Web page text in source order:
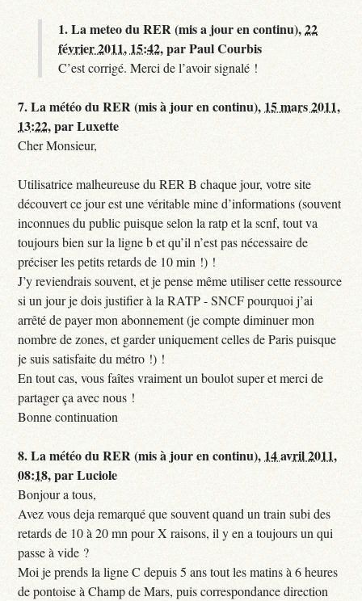
1.La meteo du RER (mis a jour en continu),22
février 2011, 15:42,parPaul Courbis
C’est corrigé. Merci de l’avoir signalé !
7.La météo du RER (mis à jour en continu), 15 mars 2011,
13:22,parLuxette
Cher Monsieur,
Utilisatrice malheureuse du RER B chaque jour, votre site
découvert ce jour est une véritable mine d’informations (souvent
inconnues du public puisque selon la ratp et la scnf, tout va
toujours bien sur la ligne b et qu’il n’est pas nécessaire de
préciser les petits retards de 10 min !) !
J’y reviendrais souvent, et je pense même utiliser cette ressource
si un jour je dois justifier à la RATP - SNCF pourquoi j’ai
arrêté de payer mon abonnement (je compte diminuer mon
nombre de zones, et garder uniquement celles de Paris puisque
je suis satisfaite du métro !) !
En tout cas, vous faîtes vraiment un boulot super et merci de
partager ça avec nous !
Bonne continuation
8.La météo du RER (mis à jour en continu), 14 avril 2011,
08:18,parLuciole
Bonjour a tous,
Avez vous deja remarqué que souvent quand un train subi des
retards de 10 à 20 mn pour X raisons, il y en a toujours un qui
passe à vide ?
Moi je prends la ligne C depuis 5 ans tout les matins à 6 heures
de pontoise à Champ de Mars, puis correspondance direction